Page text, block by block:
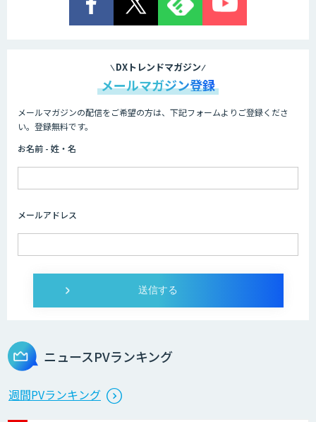
imprai ezKotae
ログミーツ powered by GPT-4
生成AI活用 1day ブートキャンプ
DXトレンドマガジン
メールマガジン登録
メールマガジンの配信をご希望の方は、下記フォームよりご登録くださ
い。登録無料です。
お名前 - 姓・名
メールアドレス
ニュースPVランキング
週間PVランキング